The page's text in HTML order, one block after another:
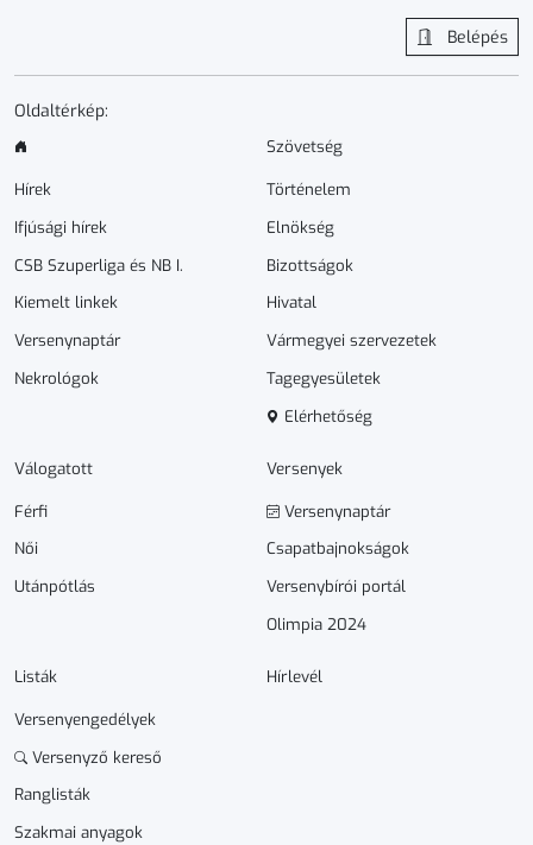
Belépés
Oldaltérkép:
Hírek
Ifjúsági hírek
CSB Szuperliga és NB I.
Kiemelt linkek
Versenynaptár
Nekrológok
Szövetség
Történelem
Elnökség
Bizottságok
Hivatal
Vármegyei szervezetek
Tagegyesületek
Elérhetőség
Válogatott
Férfi
Női
Utánpótlás
Versenyek
Versenynaptár
Csapatbajnokságok
Versenybírói portál
Olimpia 2024
Listák
Versenyengedélyek
Versenyző kereső
Ranglisták
Szakmai anyagok
Hírlevél